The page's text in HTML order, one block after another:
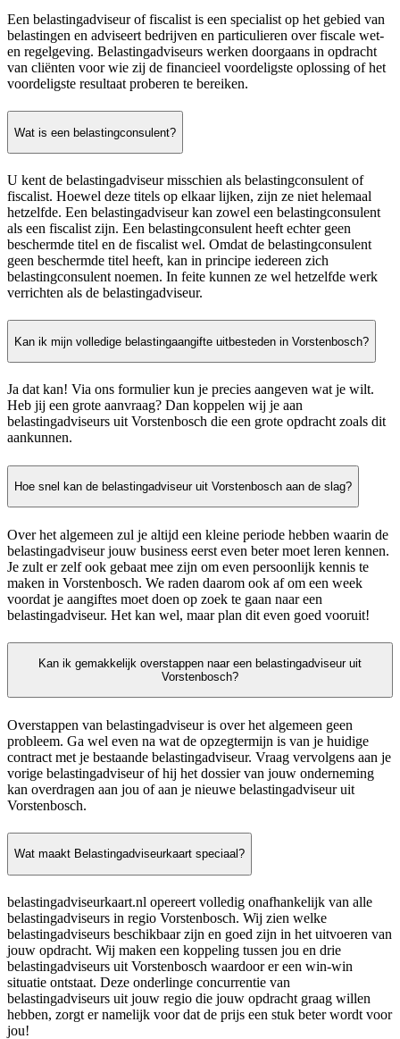
Een belastingadviseur of fiscalist is een specialist op het gebied van
belastingen en adviseert bedrijven en particulieren over fiscale wet-
en regelgeving. Belastingadviseurs werken doorgaans in opdracht
van cliënten voor wie zij de financieel voordeligste oplossing of het
voordeligste resultaat proberen te bereiken.
Wat is een belastingconsulent?
U kent de belastingadviseur misschien als belastingconsulent of
fiscalist. Hoewel deze titels op elkaar lijken, zijn ze niet helemaal
hetzelfde. Een belastingadviseur kan zowel een belastingconsulent
als een fiscalist zijn. Een belastingconsulent heeft echter geen
beschermde titel en de fiscalist wel. Omdat de belastingconsulent
geen beschermde titel heeft, kan in principe iedereen zich
belastingconsulent noemen. In feite kunnen ze wel hetzelfde werk
verrichten als de belastingadviseur.
Kan ik mijn volledige belastingaangifte uitbesteden in Vorstenbosch?
Ja dat kan! Via ons formulier kun je precies aangeven wat je wilt.
Heb jij een grote aanvraag? Dan koppelen wij je aan
belastingadviseurs uit Vorstenbosch die een grote opdracht zoals dit
aankunnen.
Hoe snel kan de belastingadviseur uit Vorstenbosch aan de slag?
Over het algemeen zul je altijd een kleine periode hebben waarin de
belastingadviseur jouw business eerst even beter moet leren kennen.
Je zult er zelf ook gebaat mee zijn om even persoonlijk kennis te
maken in Vorstenbosch. We raden daarom ook af om een week
voordat je aangiftes moet doen op zoek te gaan naar een
belastingadviseur. Het kan wel, maar plan dit even goed vooruit!
Kan ik gemakkelijk overstappen naar een belastingadviseur uit
Vorstenbosch?
Overstappen van belastingadviseur is over het algemeen geen
probleem. Ga wel even na wat de opzegtermijn is van je huidige
contract met je bestaande belastingadviseur. Vraag vervolgens aan je
vorige belastingadviseur of hij het dossier van jouw onderneming
kan overdragen aan jou of aan je nieuwe belastingadviseur uit
Vorstenbosch.
Wat maakt Belastingadviseurkaart speciaal?
belastingadviseurkaart.nl opereert volledig onafhankelijk van alle
belastingadviseurs in regio Vorstenbosch. Wij zien welke
belastingadviseurs beschikbaar zijn en goed zijn in het uitvoeren van
jouw opdracht. Wij maken een koppeling tussen jou en drie
belastingadviseurs uit Vorstenbosch waardoor er een win-win
situatie ontstaat. Deze onderlinge concurrentie van
belastingadviseurs uit jouw regio die jouw opdracht graag willen
hebben, zorgt er namelijk voor dat de prijs een stuk beter wordt voor
jou!